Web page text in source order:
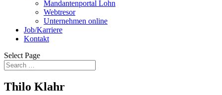
Mandantenportal Lohn
Webtresor
Unternehmen online
Job/Karriere
Kontakt
Select Page
Thilo Klahr